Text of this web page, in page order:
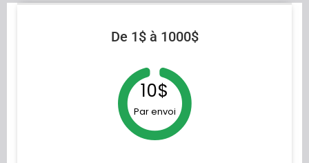
De 1$ à 1000$
10$
Par envoi